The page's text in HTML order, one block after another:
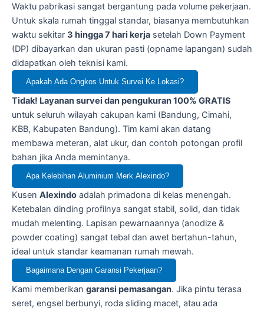
Waktu pabrikasi sangat bergantung pada volume pekerjaan.
Untuk skala rumah tinggal standar, biasanya membutuhkan
waktu sekitar 3 hingga 7 hari kerja setelah Down Payment
(DP) dibayarkan dan ukuran pasti (opname lapangan) sudah
didapatkan oleh teknisi kami.
Apakah Ada Ongkos Untuk Survei Ke Lokasi?
Tidak! Layanan survei dan pengukuran 100% GRATIS
untuk seluruh wilayah cakupan kami (Bandung, Cimahi,
KBB, Kabupaten Bandung). Tim kami akan datang
membawa meteran, alat ukur, dan contoh potongan profil
bahan jika Anda memintanya.
Apa Kelebihan Aluminium Merk Alexindo?
Kusen Alexindo adalah primadona di kelas menengah.
Ketebalan dinding profilnya sangat stabil, solid, dan tidak
mudah melenting. Lapisan pewarnaannya (anodize &
powder coating) sangat tebal dan awet bertahun-tahun,
ideal untuk standar keamanan rumah mewah.
Bagaimana Dengan Garansi Pekerjaan?
Kami memberikan garansi pemasangan. Jika pintu terasa
seret, engsel berbunyi, roda sliding macet, atau ada